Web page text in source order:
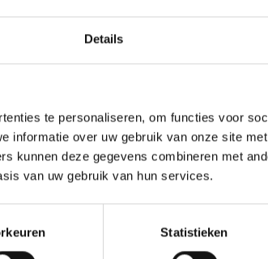
Details
te personaliseren, om functies voor
informatie over uw gebruik van onze site
kunnen deze gegevens combineren met
van uw gebruik van hun services.
Statistieken